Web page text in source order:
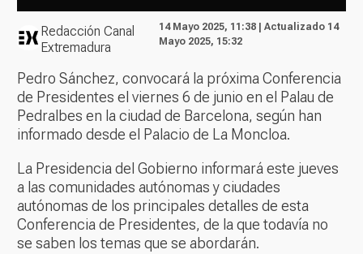
Redacción Canal
Extremadura
14 Mayo 2025, 11:38 | Actualizado 14
Mayo 2025, 15:32
Pedro Sánchez, convocará la próxima Conferencia
de Presidentes el viernes 6 de junio en el Palau de
Pedralbes en la ciudad de Barcelona, según han
informado desde el Palacio de La Moncloa.
La Presidencia del Gobierno informará este jueves
a las comunidades autónomas y ciudades
autónomas de los principales detalles de esta
Conferencia de Presidentes, de la que todavía no
se saben los temas que se abordarán.